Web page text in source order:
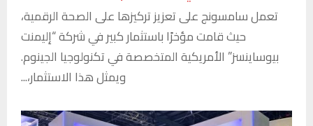
تعمل سامسونج على تعزيز تركيزها على الصحة الرقمية،
حيث قامت مؤخرًا باستثمار كبير في شركة “إليمنت
بيوساينسز” الأمريكية المتخصصة في تكنولوجيا الجينوم.
ويمثل هذا الاستثمار،...